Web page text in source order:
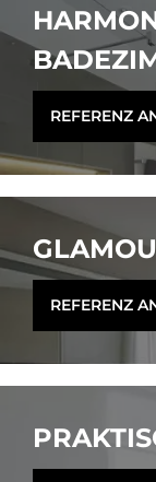
REFERENZ
REFERENZ